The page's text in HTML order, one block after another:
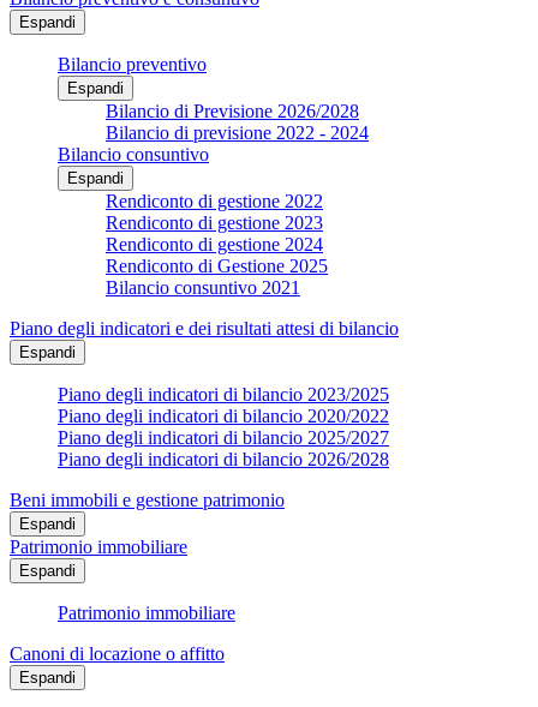
Espandi
Bilancio preventivo
Espandi
Bilancio di Previsione 2026/2028
Bilancio di previsione 2022 - 2024
Bilancio consuntivo
Espandi
Rendiconto di gestione 2022
Rendiconto di gestione 2023
Rendiconto di gestione 2024
Rendiconto di Gestione 2025
Bilancio consuntivo 2021
Piano degli indicatori e dei risultati attesi di bilancio
Espandi
Piano degli indicatori di bilancio 2023/2025
Piano degli indicatori di bilancio 2020/2022
Piano degli indicatori di bilancio 2025/2027
Piano degli indicatori di bilancio 2026/2028
Beni immobili e gestione patrimonio
Espandi
Patrimonio immobiliare
Espandi
Patrimonio immobiliare
Canoni di locazione o affitto
Espandi